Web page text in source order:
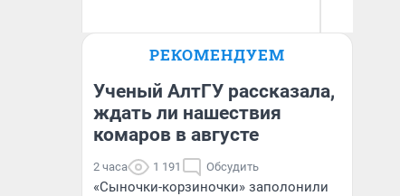
РЕКОМЕНДУЕМ
Ученый АлтГУ рассказала,
ждать ли нашествия
комаров в августе
2 часа 1 191 Обсудить
«Сыночки-корзиночки» заполонили